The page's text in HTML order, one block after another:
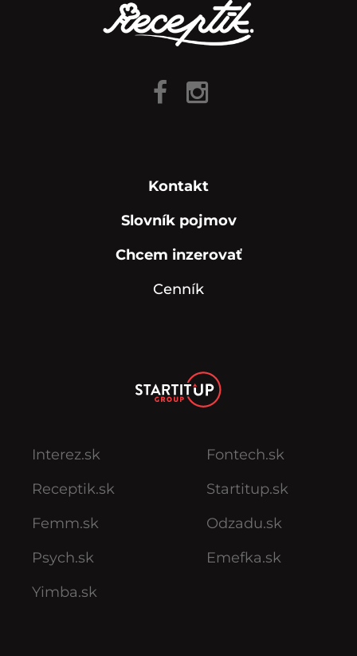
Kontakt
Slovník pojmov
Chcem inzerovať
Cenník
Interez.sk
Receptik.sk
Femm.sk
Psych.sk
Yimba.sk
Fontech.sk
Startitup.sk
Odzadu.sk
Emefka.sk